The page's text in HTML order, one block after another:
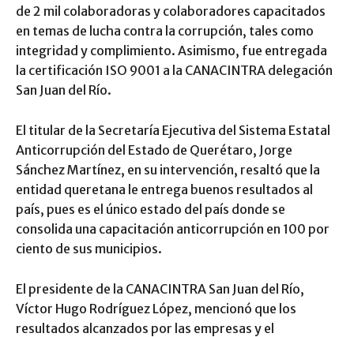
de 2 mil colaboradoras y colaboradores capacitados
en temas de lucha contra la corrupción, tales como
integridad y complimiento. Asimismo, fue entregada
la certificación ISO 9001 a la CANACINTRA delegación
San Juan del Río.
El titular de la Secretaría Ejecutiva del Sistema Estatal
Anticorrupción del Estado de Querétaro, Jorge
Sánchez Martínez, en su intervención, resaltó que la
entidad queretana le entrega buenos resultados al
país, pues es el único estado del país donde se
consolida una capacitación anticorrupción en 100 por
ciento de sus municipios.
El presidente de la CANACINTRA San Juan del Río,
Víctor Hugo Rodríguez López, mencionó que los
resultados alcanzados por las empresas y el